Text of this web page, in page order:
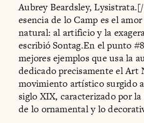
Aubrey Beardsley,
esencia de lo Camp es el
natural: al artificio y la
escribió Sontag.En el punto
mejores ejemplos que usa la
dedicado precisamente el Art
movimiento artístico surgido
siglo XIX, caracterizado por
de lo ornamental y lo